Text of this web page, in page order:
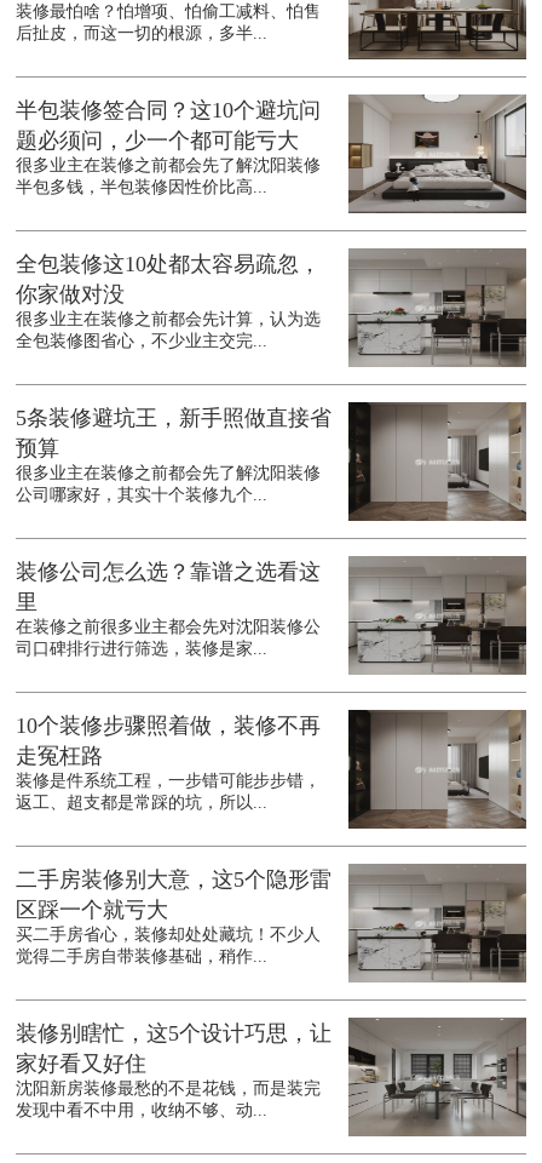
装修最怕啥？怕增项、怕偷工减料、怕售
后扯皮，而这一切的根源，多半...
半包装修签合同？这10个避坑问
题必须问，少一个都可能亏大
很多业主在装修之前都会先了解沈阳装修
半包多钱，半包装修因性价比高...
全包装修这10处都太容易疏忽，
你家做对没
很多业主在装修之前都会先计算，认为选
全包装修图省心，不少业主交完...
5条装修避坑王，新手照做直接省
预算
很多业主在装修之前都会先了解沈阳装修
公司哪家好，其实十个装修九个...
装修公司怎么选？靠谱之选看这
里
在装修之前很多业主都会先对沈阳装修公
司口碑排行进行筛选，装修是家...
10个装修步骤照着做，装修不再
走冤枉路
装修是件系统工程，一步错可能步步错，
返工、超支都是常踩的坑，所以...
二手房装修别大意，这5个隐形雷
区踩一个就亏大
买二手房省心，装修却处处藏坑！不少人
觉得二手房自带装修基础，稍作...
装修别瞎忙，这5个设计巧思，让
家好看又好住
沈阳新房装修最愁的不是花钱，而是装完
发现中看不中用，收纳不够、动...